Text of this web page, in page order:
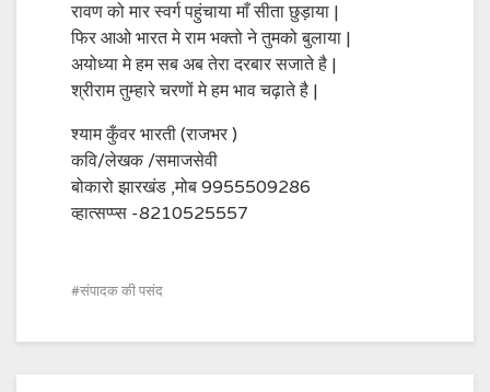
रावण को मार स्वर्ग पहुंचाया माँ सीता छुड़ाया |
फिर आओ भारत मे राम भक्तो ने तुमको बुलाया |
अयोध्या मे हम सब अब तेरा दरबार सजाते है |
श्रीराम तुम्हारे चरणों मे हम भाव चढ़ाते है |
श्याम कुँवर भारती (राजभर )
कवि/लेखक /समाजसेवी
बोकारो झारखंड ,मोब 9955509286
व्हात्सप्प्स -8210525557
संपादक की पसंद